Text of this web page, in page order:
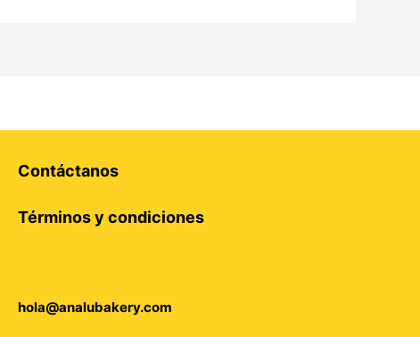
Contáctanos
Términos y condiciones
hola@analubakery.com